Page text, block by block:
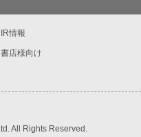
IR情報
書店様向け
All Rights Reserved.